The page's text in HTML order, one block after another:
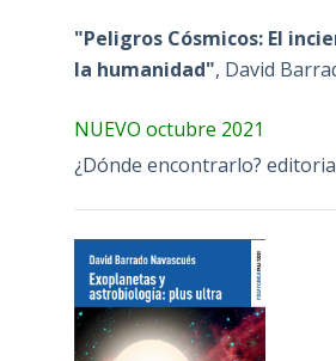
"Peligros Cósmicos: El
la humanidad", David
NUEVO octubre 2021
¿Dónde encontrarlo?